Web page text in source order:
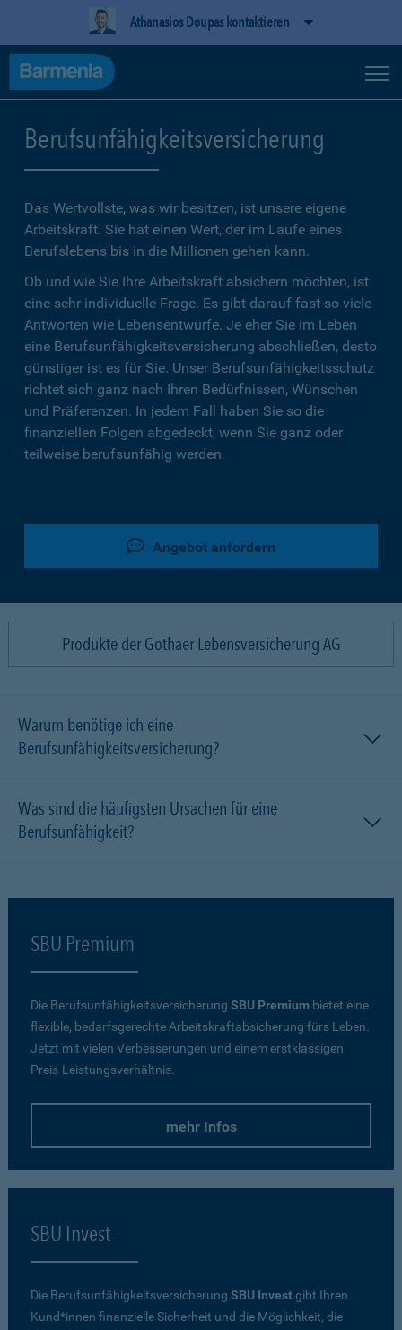
Athanasios Doupas kontaktieren
Berufsunfähigkeitsversicherung
Das Wertvollste, was wir besitzen, ist unsere eigene
Arbeitskraft. Sie hat einen Wert, der im Laufe eines
Berufslebens bis in die Millionen gehen kann.
Ob und wie Sie Ihre Arbeitskraft absichern möchten, ist
eine sehr individuelle Frage. Es gibt darauf fast so viele
Antworten wie Lebensentwürfe. Je eher Sie im Leben
eine Berufsunfähigkeitsversicherung abschließen, desto
günstiger ist es für Sie. Unser Berufsunfähigkeitsschutz
richtet sich ganz nach Ihren Bedürfnissen, Wünschen
und Präferenzen. In jedem Fall haben Sie so die
finanziellen Folgen abgedeckt, wenn Sie ganz oder
teilweise berufsunfähig werden.
Angebot anfordern
Produkte der Gothaer Lebensversicherung AG
Warum benötige ich eine
Berufsunfähigkeitsversicherung?
Was sind die häufigsten Ursachen für eine
Berufsunfähigkeit?
SBU Premium
Die Berufsunfähigkeitsversicherung SBU Premium bietet eine
flexible, bedarfsgerechte Arbeitskraftabsicherung fürs Leben.
Jetzt mit vielen Verbesserungen und einem erstklassigen
Preis-Leistungsverhältnis.
mehr Infos
SBU Invest
Die Berufsunfähigkeitsversicherung SBU Investgibt Ihren
Kund*innen finanzielle Sicherheit und die Möglichkeit, die